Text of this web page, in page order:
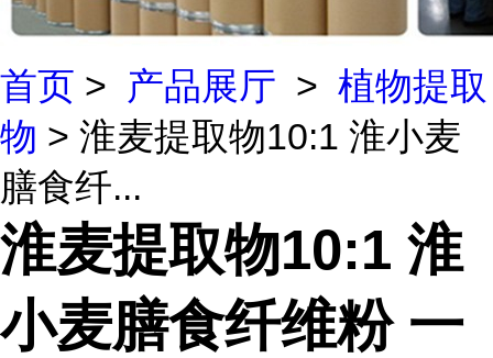
首页 > 产品展厅 > 植物提取
物 > 淮麦提取物10:1 淮小麦
膳食纤...
淮麦提取物10:1 淮
小麦膳食纤维粉 一